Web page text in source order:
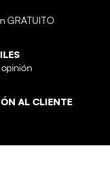
GRATUITO
opinión
AL CLIENTE